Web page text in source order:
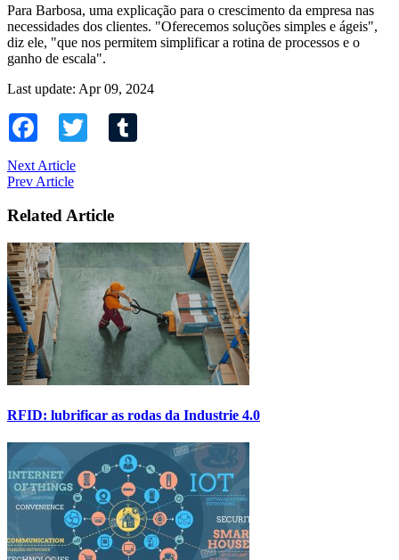
Para Barbosa, uma explicação para o crescimento da empresa nas
necessidades dos clientes. "Oferecemos soluções simples e ágeis",
diz ele, "que nos permitem simplificar a rotina de processos e o
ganho de escala".
Last update: Apr 09, 2024
Facebook Twitter
Next Article
Prev Article
Related Article
RFID: lubrificar as rodas da Industrie 4.0